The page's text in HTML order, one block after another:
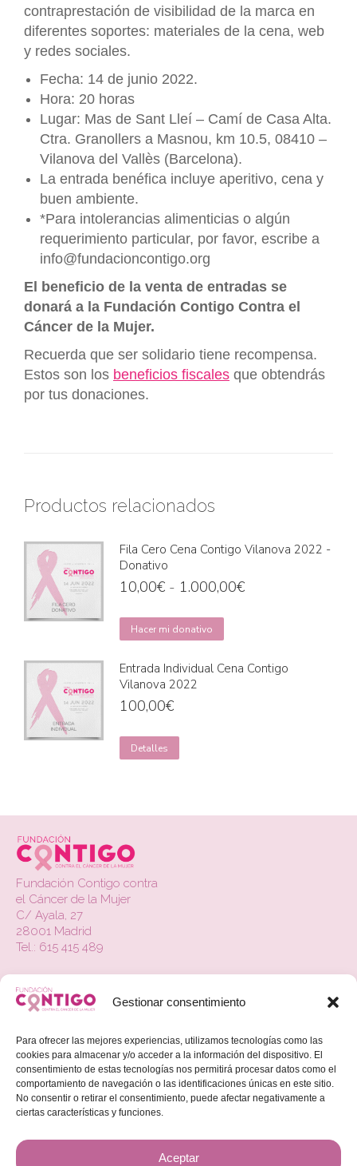
Gestionar consentimiento
Para ofrecer las mejores experiencias, utilizamos tecnologías como las
cookies para almacenar y/o acceder a la información del dispositivo. El
consentimiento de estas tecnologías nos permitirá procesar datos como el
comportamiento de navegación o las identificaciones únicas en este sitio.
No consentir o retirar el consentimiento, puede afectar negativamente a
ciertas características y funciones.
Aceptar
contraprestación de visibilidad de la marca en
diferentes soportes: materiales de la cena, web
y redes sociales.
Fecha: 14 de junio 2022.
Hora: 20 horas
Lugar: Mas de Sant Lleí – Camí de Casa Alta.
Ctra. Granollers a Masnou, km 10.5, 08410 –
Vilanova del Vallès (Barcelona).
La entrada benéfica incluye aperitivo, cena y
buen ambiente.
*Para intolerancias alimenticias o algún
requerimiento particular, por favor, escribe a
info@fundacioncontigo.org
El beneficio de la venta de entradas se
donará a la Fundación Contigo Contra el
Cáncer de la Mujer.
Recuerda que ser solidario tiene recompensa.
Estos son los beneficios fiscales que obtendrás
por tus donaciones.
Productos relacionados
Fila Cero Cena Contigo Vilanova 2022 -
Donativo
10,00€ - 1.000,00€Rango
10,00€
Hacer mi donativo
producto
tiene
Entrada Individual Cena Contigo
Vilanova 2022
100,00€
Detalles
Fundación Contigo contra
el Cáncer de la Mujer
C/ Ayala, 27
28001 Madrid
Tel.: 615 415 489
La Fundación
Contacto
Actualidad
Colabora
Beneficios Fiscales